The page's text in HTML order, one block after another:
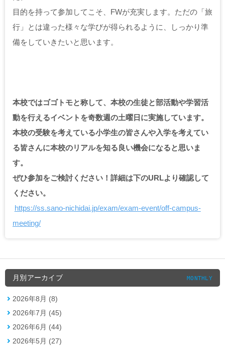
目的を持って参加してこそ、FWが充実します。ただの「旅
行」とは違った様々な学びが得られるように、しっかり準
備をしていきたいと思います。
本校ではゴゴトモと称して、本校の生徒と部活動や学習活
動を行えるイベントを奇数週の土曜日に実施しています。
本校の受験を考えている小学生の皆さんや入学を考えてい
る皆さんに本校のリアルを知る良い機会になると思いま
す。
ぜひ参加をご検討ください！詳細は下のURLより確認して
ください。
https://ss.sano-nichidai.jp/exam/exam-event/off-campus-
meeting/
月別アーカイブ MONTHLY
2026年8月 (8)
2026年7月 (45)
2026年6月 (44)
2026年5月 (27)